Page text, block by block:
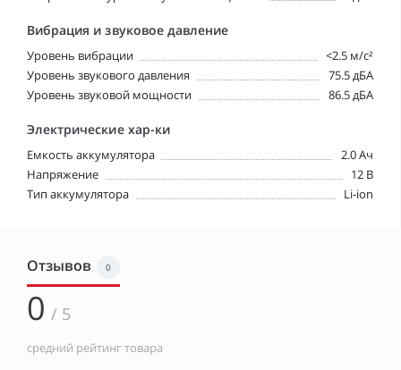
Вибрация и звуковое давление
Уровень вибрации
<2.5 м/с²
Уровень звукового давления
75.5 дБА
Уровень звуковой мощности
86.5 дБА
Электрические хар-ки
Емкость аккумулятора
2.0 Ач
Напряжение
12 В
Тип аккумулятора
Li-ion
Отзывов 0
0 / 5
средний рейтинг товара